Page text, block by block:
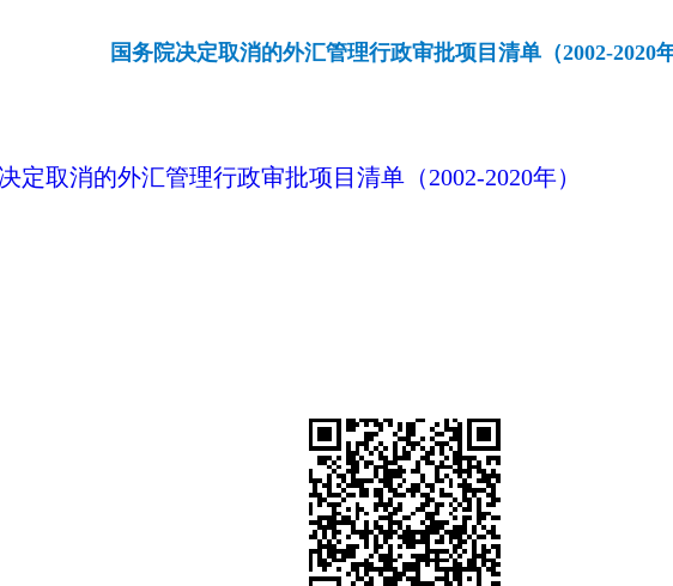
国务院决定取消的外汇管理行政审批项目清单（2002-2020
定取消的外汇管理行政审批项目清单（2002-2020年）